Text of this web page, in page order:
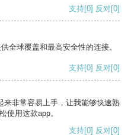
支持[0] 反对[0]
全球覆盖和最高安全性的连接。
支持[0] 反对[0]
来非常容易上手，让我能够快速熟
使用这款app。
支持[0] 反对[0]